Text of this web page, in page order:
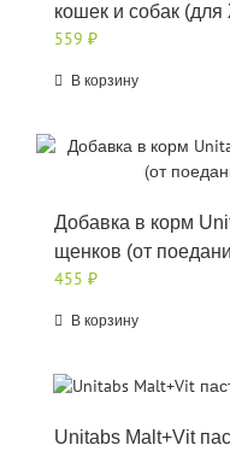
кошек и собак
559 ₽
В корзину
Добавка в корм
щенков (от
455 ₽
В корзину
Unitabs Malt+Vit